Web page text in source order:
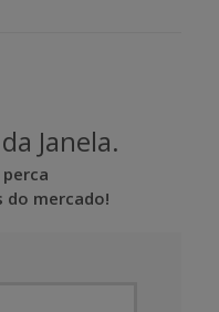
Janela.
do mercado!